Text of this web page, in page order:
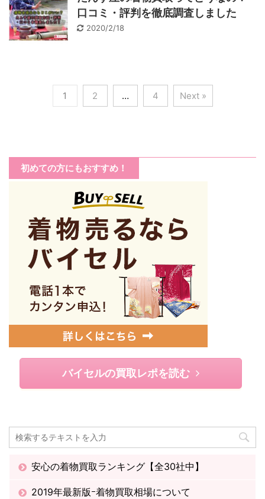
口コミ・評判を徹底調査しました
2020/2/18
1 2 … 4 Next »
初めての方にもおすすめ！
バイセルの買取レポを読む
安心の着物買取ランキング【全30社中】
2019年最新版ｰ着物買取相場について